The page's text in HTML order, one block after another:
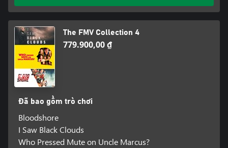
The FMV Collection 4
779.900,00 ₫
Đã bao gồm trò chơi
Bloodshore
I Saw Black Clouds
Who Pressed Mute on Uncle Marcus?